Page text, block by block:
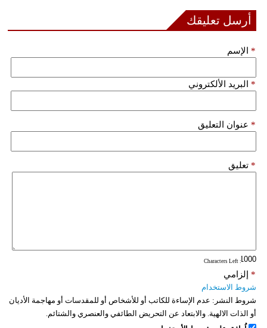
أرسل تعليقك
الإسم *
البريد الألكتروني *
عنوان التعليق *
تعليق *
: Characters Left
إلزامي *
شروط الاستخدام
شروط النشر: عدم الإساءة للكاتب أو للأشخاص أو للمقدسات أو مهاجمة الأديان
أو الذات الالهية. والابتعاد عن التحريض الطائفي والعنصري والشتائم.